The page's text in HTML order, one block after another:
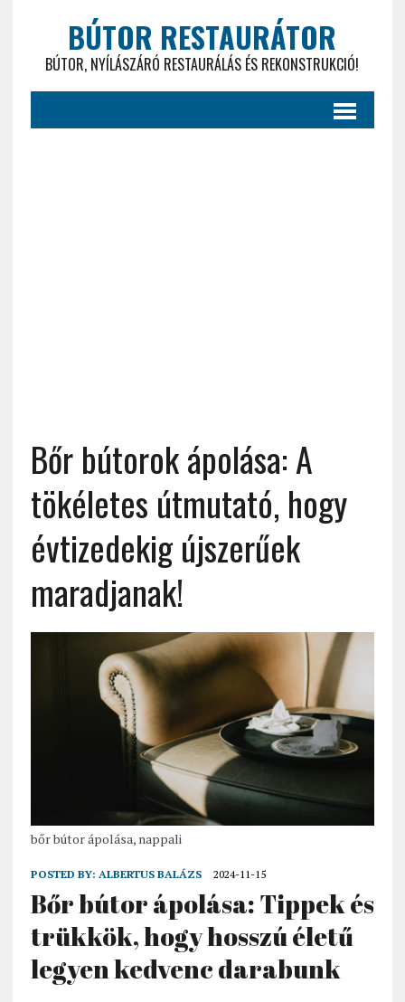
BÚTOR RESTAURÁTOR
BÚTOR, NYÍLÁSZÁRÓ RESTAURÁLÁS ÉS REKONSTRUKCIÓ!
Bőr bútorok ápolása: A
tökéletes útmutató, hogy
évtizedekig újszerűek
maradjanak!
bőr bútor ápolása, nappali
POSTED BY: ALBERTUS BALÁZS 2024-11-15
Bőr bútor ápolása: Tippek és
trükkök, hogy hosszú életű
legyen kedvenc darabunk